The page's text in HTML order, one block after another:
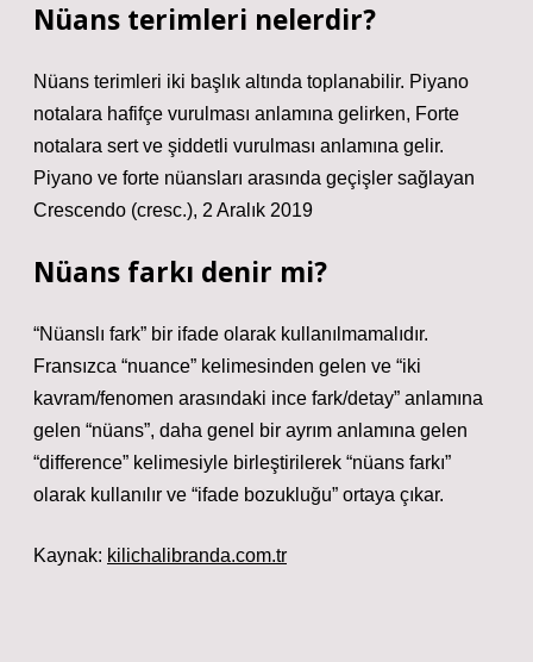
Nüans terimleri nelerdir?
Nüans terimleri iki başlık altında toplanabilir. Piyano
notalara hafifçe vurulması anlamına gelirken, Forte
notalara sert ve şiddetli vurulması anlamına gelir.
Piyano ve forte nüansları arasında geçişler sağlayan
Crescendo (cresc.), 2 Aralık 2019
Nüans farkı denir mi?
“Nüanslı fark” bir ifade olarak kullanılmamalıdır.
Fransızca “nuance” kelimesinden gelen ve “iki
kavram/fenomen arasındaki ince fark/detay” anlamına
gelen “nüans”, daha genel bir ayrım anlamına gelen
“difference” kelimesiyle birleştirilerek “nüans farkı”
olarak kullanılır ve “ifade bozukluğu” ortaya çıkar.
Kaynak: kilichalibranda.com.tr